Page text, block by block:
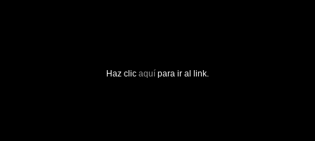
Haz clic aquí para ir al link.